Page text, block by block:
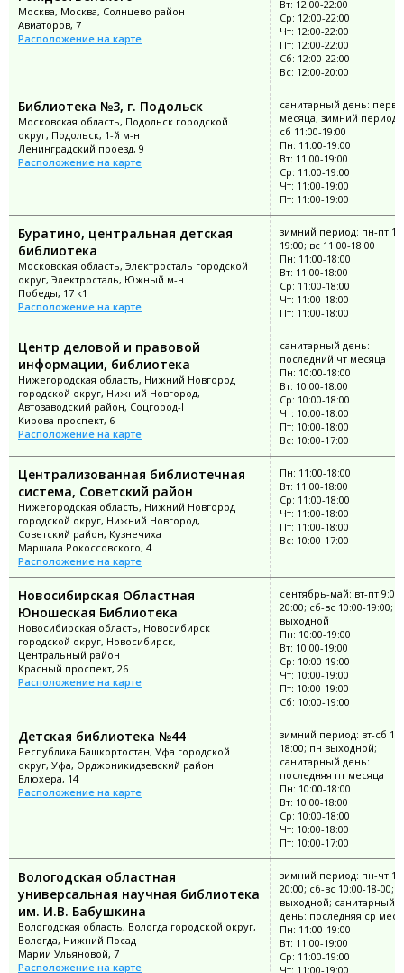
Москва, Москва, Солнцево район
Авиаторов, 7
Расположение на карте
Вт: 12:00-22:00
Ср: 12:00-22:00
Чт: 12:00-22:00
Пт: 12:00-22:00
Сб: 12:00-22:00
Вс: 12:00-20:00
Библиотека №3, г. Подольск
Московская область, Подольск городской
округ, Подольск, 1-й м-н
Ленинградский проезд, 9
Расположение на карте
санитарный день:
месяца; зимний период:
сб 11:00-19:00
Пн: 11:00-19:00
Вт: 11:00-19:00
Ср: 11:00-19:00
Чт: 11:00-19:00
Пт: 11:00-19:00
Буратино, центральная детская
библиотека
Московская область, Электросталь городской
округ, Электросталь, Южный м-н
Победы, 17 к1
Расположение на карте
зимний период: пн-пт
19:00; вс 11:00-18:00
Пн: 11:00-18:00
Вт: 11:00-18:00
Ср: 11:00-18:00
Чт: 11:00-18:00
Пт: 11:00-18:00
Центр деловой и правовой
информации, библиотека
Нижегородская область, Нижний Новгород
городской округ, Нижний Новгород,
Автозаводский район, Соцгород-I
Кирова проспект, 6
Расположение на карте
санитарный день:
последний чт месяца
Пн: 10:00-18:00
Вт: 10:00-18:00
Ср: 10:00-18:00
Чт: 10:00-18:00
Пт: 10:00-18:00
Вс: 10:00-17:00
Централизованная библиотечная
система, Советский район
Нижегородская область, Нижний Новгород
городской округ, Нижний Новгород,
Советский район, Кузнечиха
Маршала Рокоссовского, 4
Расположение на карте
Пн: 11:00-18:00
Вт: 11:00-18:00
Ср: 11:00-18:00
Чт: 11:00-18:00
Пт: 11:00-18:00
Вс: 10:00-17:00
Новосибирская Областная
Юношеская Библиотека
Новосибирская область, Новосибирск
городской округ, Новосибирск,
Центральный район
Красный проспект, 26
Расположение на карте
сентябрь-май: вт-пт 9:00-
20:00; сб-вс 10:00-19:00;
выходной
Пн: 10:00-19:00
Вт: 10:00-19:00
Ср: 10:00-19:00
Чт: 10:00-19:00
Пт: 10:00-19:00
Сб: 10:00-19:00
Детская библиотека №44
Республика Башкортостан, Уфа городской
округ, Уфа, Орджоникидзевский район
Блюхера, 14
Расположение на карте
зимний период: вт-сб
18:00; пн выходной;
санитарный день:
последняя пт месяца
Пн: 10:00-18:00
Вт: 10:00-18:00
Ср: 10:00-18:00
Чт: 10:00-18:00
Пт: 10:00-17:00
Вологодская областная
универсальная научная библиотека
им. И.В. Бабушкина
Вологодская область, Вологда городской округ,
Вологда, Нижний Посад
Марии Ульяновой, 7
Расположение на карте
зимний период: пн-чт
20:00; сб-вс 10:00-18-00;
выходной; санитарный
день: последняя ср
Пн: 11:00-19:00
Вт: 11:00-19:00
Ср: 11:00-19:00
Чт: 11:00-19:00